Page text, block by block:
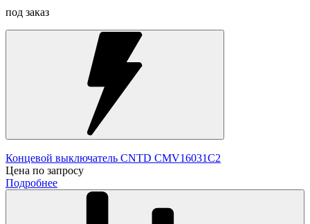
под заказ
Концевой выключатель CNTD CMV16031C2
Цена по запросу
Подробнее